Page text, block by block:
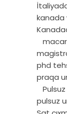
kanada
phd
praqa
pulsuz